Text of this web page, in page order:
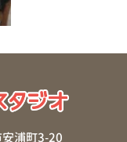
浦町3-20